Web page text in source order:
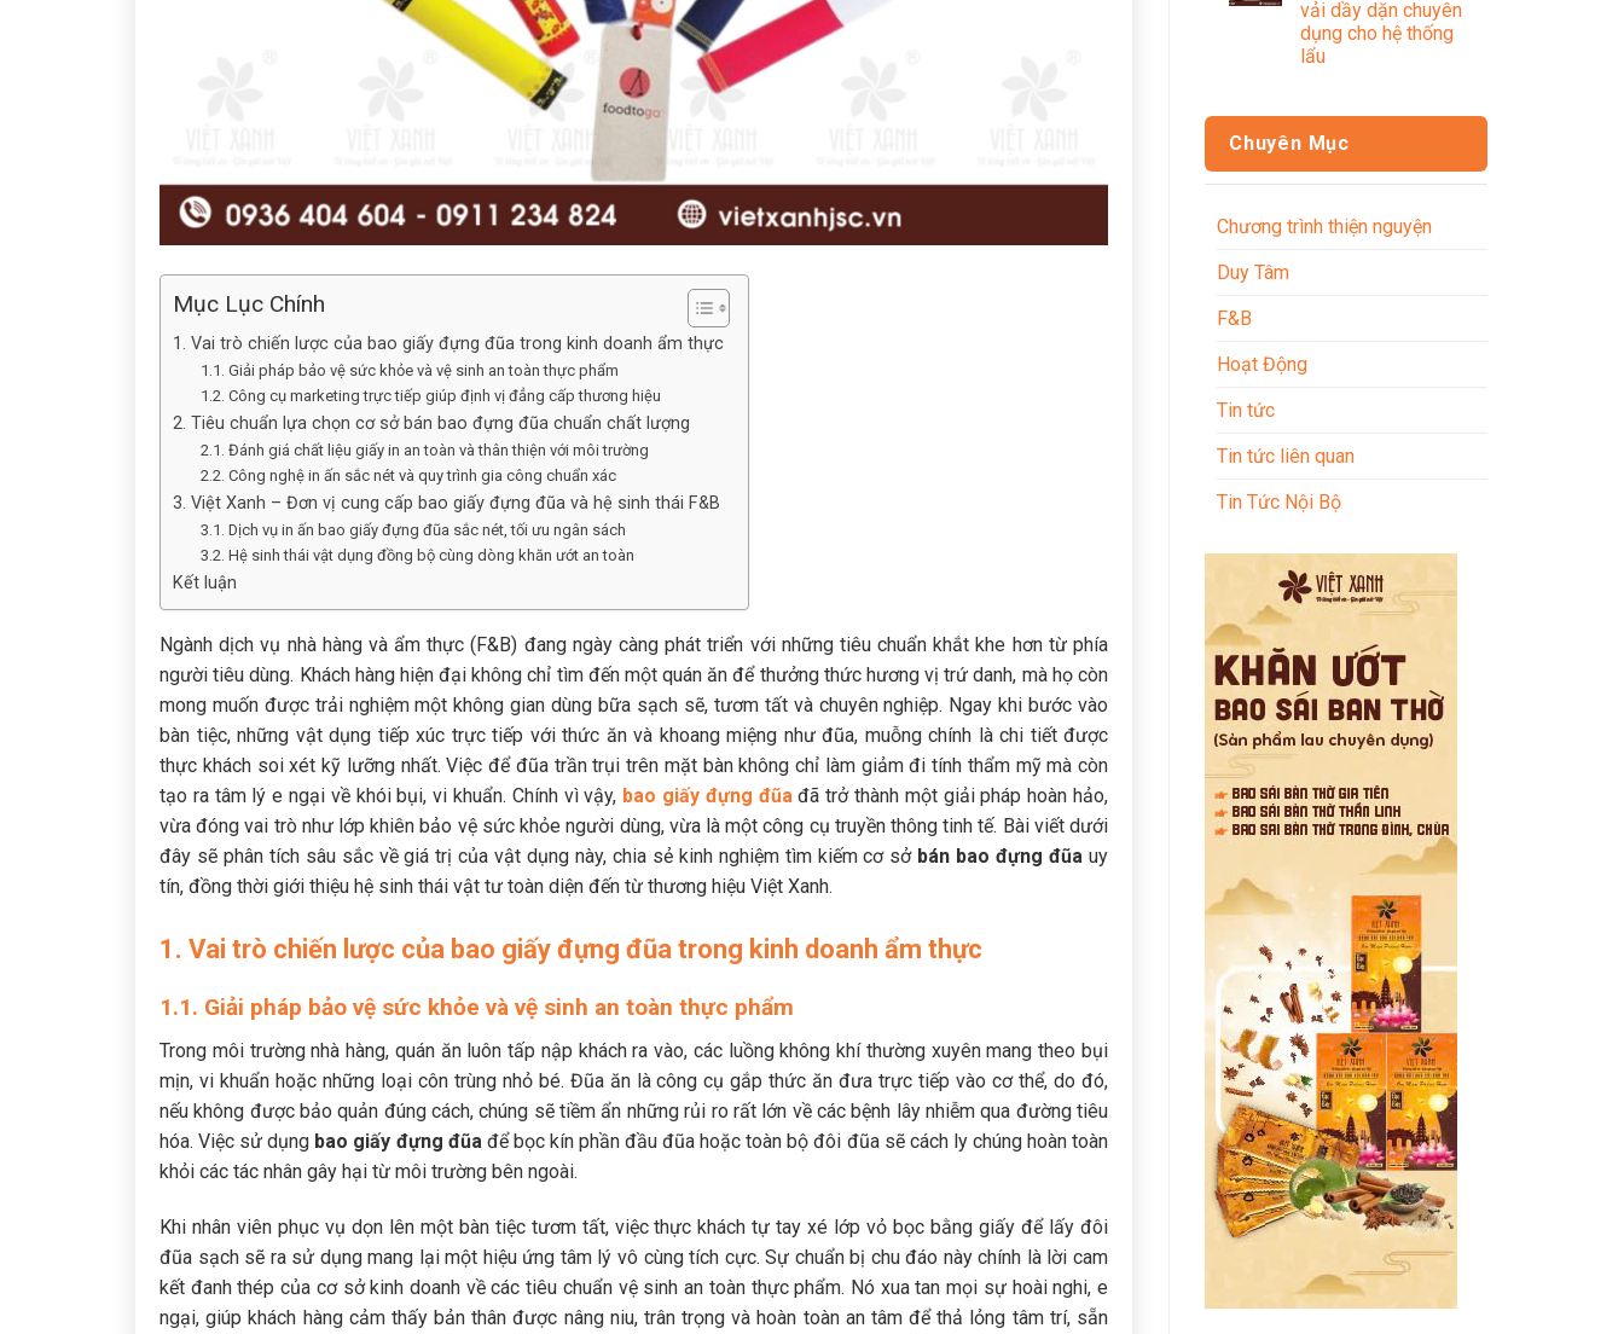
Mục Lục Chính
1. Vai trò chiến lược của bao giấy đựng đũa trong kinh doanh ẩm thực
1.1. Giải pháp bảo vệ sức khỏe và vệ sinh an toàn thực phẩm
1.2. Công cụ marketing trực tiếp giúp định vị đẳng cấp thương hiệu
2. Tiêu chuẩn lựa chọn cơ sở bán bao đựng đũa chuẩn chất lượng
2.1. Đánh giá chất liệu giấy in an toàn và thân thiện với môi trường
2.2. Công nghệ in ấn sắc nét và quy trình gia công chuẩn xác
3. Việt Xanh – Đơn vị cung cấp bao giấy đựng đũa và hệ sinh thái F&B
3.1. Dịch vụ in ấn bao giấy đựng đũa sắc nét, tối ưu ngân sách
3.2. Hệ sinh thái vật dụng đồng bộ cùng dòng khăn ướt an toàn
Kết luận
Ngành dịch vụ nhà hàng và ẩm thực (F&B) đang ngày càng phát triển với những tiêu chuẩn khắt khe hơn từ phía
người tiêu dùng. Khách hàng hiện đại không chỉ tìm đến một quán ăn để thưởng thức hương vị trứ danh, mà họ còn
mong muốn được trải nghiệm một không gian dùng bữa sạch sẽ, tươm tất và chuyên nghiệp. Ngay khi bước vào
bàn tiệc, những vật dụng tiếp xúc trực tiếp với thức ăn và khoang miệng như đũa, muỗng chính là chi tiết được
thực khách soi xét kỹ lưỡng nhất. Việc để đũa trần trụi trên mặt bàn không chỉ làm giảm đi tính thẩm mỹ mà còn
tạo ra tâm lý e ngại về khói bụi, vi khuẩn. Chính vì vậy, bao giấy đựng đũađã trở thành một giải pháp hoàn hảo,
vừa đóng vai trò như lớp khiên bảo vệ sức khỏe người dùng, vừa là một công cụ truyền thông tinh tế. Bài viết dưới
đây sẽ phân tích sâu sắc về giá trị của vật dụng này, chia sẻ kinh nghiệm tìm kiếm cơ sở bán bao đựng đũa uy
tín, đồng thời giới thiệu hệ sinh thái vật tư toàn diện đến từ thương hiệu Việt Xanh.
1. Vai trò chiến lược của bao giấy đựng đũa trong kinh doanh ẩm thực
1.1. Giải pháp bảo vệ sức khỏe và vệ sinh an toàn thực phẩm
Trong môi trường nhà hàng, quán ăn luôn tấp nập khách ra vào, các luồng không khí thường xuyên mang theo bụi
mịn, vi khuẩn hoặc những loại côn trùng nhỏ bé. Đũa ăn là công cụ gắp thức ăn đưa trực tiếp vào cơ thể, do đó,
nếu không được bảo quản đúng cách, chúng sẽ tiềm ẩn những rủi ro rất lớn về các bệnh lây nhiễm qua đường tiêu
hóa. Việc sử dụng bao giấy đựng đũađể bọc kín phần đầu đũa hoặc toàn bộ đôi đũa sẽ cách ly chúng hoàn toàn
khỏi các tác nhân gây hại từ môi trường bên ngoài.
Khi nhân viên phục vụ dọn lên một bàn tiệc tươm tất, việc thực khách tự tay xé lớp vỏ bọc bằng giấy để lấy đôi
đũa sạch sẽ ra sử dụng mang lại một hiệu ứng tâm lý vô cùng tích cực. Sự chuẩn bị chu đáo này chính là lời cam
kết đanh thép của cơ sở kinh doanh về các tiêu chuẩn vệ sinh an toàn thực phẩm. Nó xua tan mọi sự hoài nghi, e
ngại, giúp khách hàng cảm thấy bản thân được nâng niu, trân trọng và hoàn toàn an tâm để thả lỏng tâm trí, sẵn
vải dầy dặn chuyên
dụng cho hệ thống
lẩu
Chuyên Mục
Chương trình thiện nguyện
Duy Tâm
F&B
Hoạt Động
Tin tức
Tin tức liên quan
Tin Tức Nội Bộ